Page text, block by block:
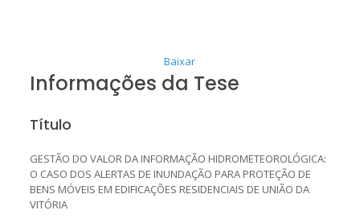
Baixar
Informações da Tese
Título
GESTÃO DO VALOR DA INFORMAÇÃO HIDROMETEOROLÓGICA:
O CASO DOS ALERTAS DE INUNDAÇÃO PARA PROTEÇÃO DE
BENS MÓVEIS EM EDIFICAÇÕES RESIDENCIAIS DE UNIÃO DA
VITÓRIA